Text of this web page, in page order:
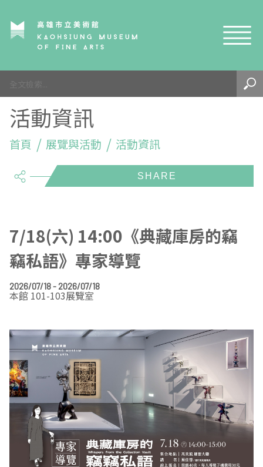
網站導覽
參觀資訊
參觀須知
開館時間
交通資訊
環境介紹
兒童美術館
藝術生態園區
高美館
兒童美術館
無障礙服務專區
藝術之旅
高美書屋
三秌茶屋
Pinkoi 電商平台
展覽與活動
展覽資訊
徵件辦法
典藏與研究
典藏查詢
精選典藏
典藏圖檔申請
研究資源
藝術認證 / 百夜默讀 / 高雄ART青
南島當代記憶工程
研究出版
系列出版
線上學習
藝術閱聽
雄雄藝見你│Podcast
時代之聲│Podcasts
視覺影像資料庫│影音紀錄
藝術認證│高美館館刊
百夜藝術默讀│典藏閱讀
南島當代記憶工程│資料庫
典藏3D手上Run
線上展覽
珍珠—南方視野的女性藝術
流於形式—梁任宏個展(1999-2024)
透景線：實境的疊隱與擴張
民・間
2022高雄獎
2021 TAKAO．台客．南方HUE：李俊賢
AR/VR體驗
來自大地的祝福— 2019-2020典藏捐贈展
感知棲所— 關鍵典藏2019-2020
南方作為相遇之所
感動兔 高美特展
感動虎 高美特展
相遇在南方 - 教/學包
美術資源教室-手作課程
藝術遊戲號
畫想想‧想畫畫
尋寶高雄 - 校園推廣教材
關於我們
高美館
關於高美館/年報
組織職掌
規劃傳承
高美館大事記
兒童美術館
高美之友
美術館會員
合作夥伴
EN
活動資訊
首頁 展覽與活動 活動資訊
share
7/18(六) 14:00《典藏庫房的竊
竊私語》專家導覽
2026/07/18 - 2026/07/18
本館 101-103展覽室